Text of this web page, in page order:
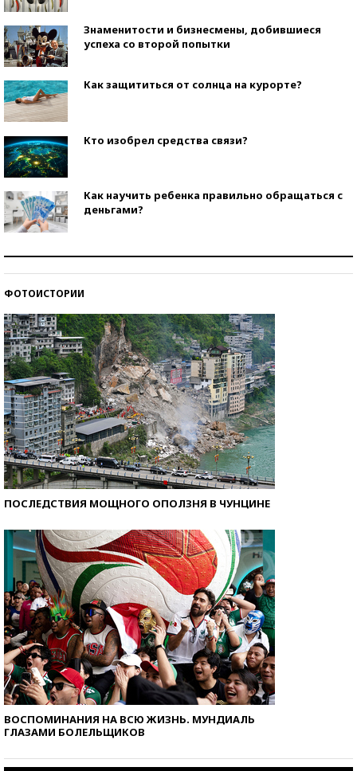
Знаменитости и бизнесмены, добившиеся
успеха со второй попытки
Как защититься от солнца на курорте?
Кто изобрел средства связи?
Как научить ребенка правильно обращаться с
деньгами?
ФОТОИСТОРИИ
ПОСЛЕДСТВИЯ МОЩНОГО ОПОЛЗНЯ В ЧУНЦИНЕ
ВОСПОМИНАНИЯ НА ВСЮ ЖИЗНЬ. МУНДИАЛЬ
ГЛАЗАМИ БОЛЕЛЬЩИКОВ